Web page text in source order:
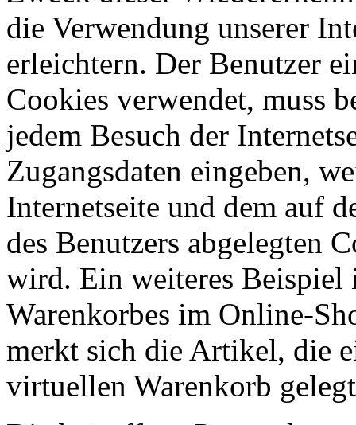
die Verwendung unserer
erleichtern. Der Benutzer
Cookies verwendet, muss
jedem Besuch der
Zugangsdaten eingeben,
Internetseite und dem auf
des Benutzers abgelegten
wird. Ein weiteres Beispiel
Warenkorbes im Online-
merkt sich die Artikel, die
virtuellen Warenkorb